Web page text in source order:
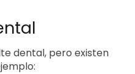
dental, pero existen